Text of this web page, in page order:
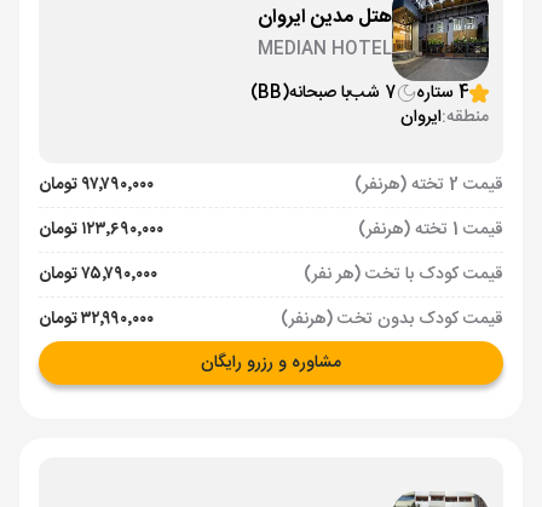
هتل مدین ایروان
MEDIAN HOTEL
4 ستاره
7 شب با صبحانه(BB)
منطقه:ایروان
قیمت 2 تخته (هرنفر)
۹۷٬۷۹۰٬۰۰۰ تومان
قیمت 1 تخته (هرنفر)
۱۲۳٬۶۹۰٬۰۰۰ تومان
قیمت کودک با تخت (هر نفر)
۷۵٬۷۹۰٬۰۰۰ تومان
قیمت کودک بدون تخت (هرنفر)
۳۲٬۹۹۰٬۰۰۰ تومان
مشاوره و رزرو رایگان